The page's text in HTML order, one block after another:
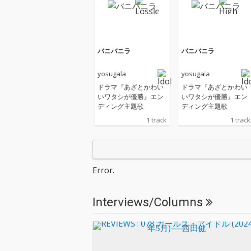
バニバニラ
yosugala
ドラマ『あざとかわい
いワタシが優勝』エン
ディング主題歌
1 track
バニバニラ
yosugala
ドラマ『あざとかわい
いワタシが優勝』エン
ディング主題歌
1 track
Error.
Interviews/Columns